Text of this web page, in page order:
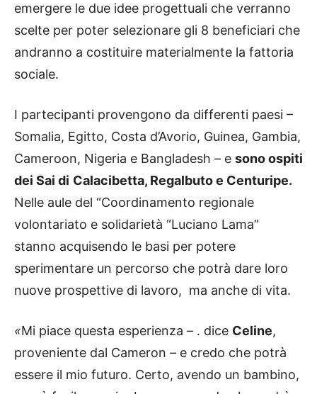
emergere le due idee progettuali che verranno
scelte per poter selezionare gli 8 beneficiari che
andranno a costituire materialmente la fattoria
sociale.
I partecipanti provengono da differenti paesi –
Somalia, Egitto, Costa d’Avorio, Guinea, Gambia,
Cameroon, Nigeria e Bangladesh – e sono ospiti
dei Sai di Calacibetta, Regalbuto e Centuripe.
Nelle aule del “Coordinamento regionale
volontariato e solidarietà “Luciano Lama”
stanno acquisendo le basi per potere
sperimentare un percorso che potrà dare loro
nuove prospettive di lavoro, ma anche di vita.
«Mi piace questa esperienza – . dice Celine,
proveniente dal Cameron – e credo che potrà
essere il mio futuro. Certo, avendo un bambino,